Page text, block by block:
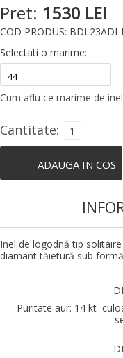
Pret: 1530 LEI
COD PRODUS: BDL23ADI-
Selectati o marime:
Cum aflu ce marime de
Cantitate:
Inel de logodnă tip
diamant tăietură sub
Puritate aur: 14 kt